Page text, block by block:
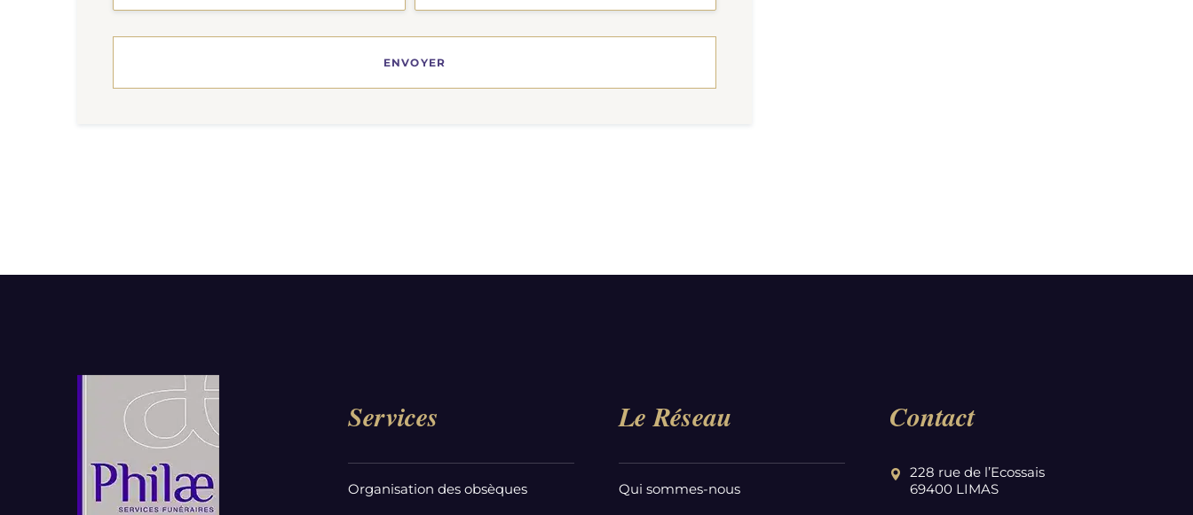
Services
Organisation des obsèques
Le Réseau
Qui sommes-nous
Contact
228 rue de l’Ecossais
69400 LIMAS